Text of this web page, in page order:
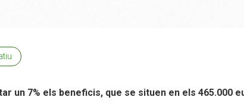
un 7% els beneficis, que se situen en els 465.000